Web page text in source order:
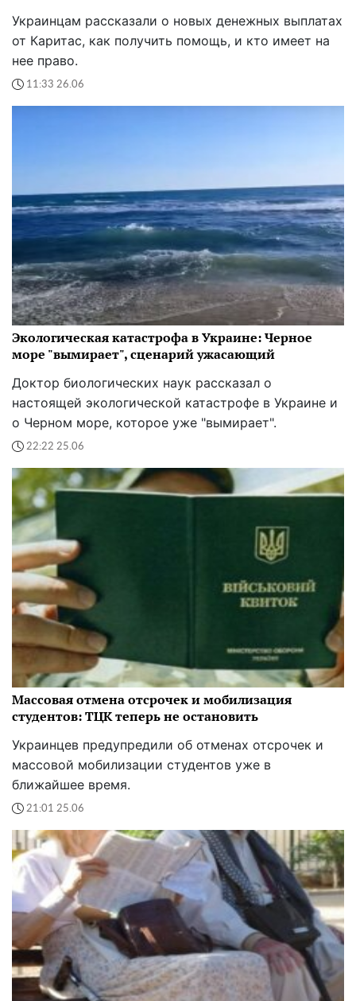
Украинцам рассказали о новых денежных выплатах
от Каритас, как получить помощь, и кто имеет на
нее право.
11:33 26.06
Экологическая катастрофа в Украине: Черное
море "вымирает", сценарий ужасающий
Доктор биологических наук рассказал о
настоящей экологической катастрофе в Украине и
о Черном море, которое уже "вымирает".
22:22 25.06
Массовая отмена отсрочек и мобилизация
студентов: ТЦК теперь не остановить
Украинцев предупредили об отменах отсрочек и
массовой мобилизации студентов уже в
ближайшее время.
21:01 25.06